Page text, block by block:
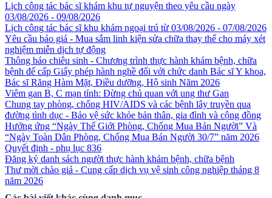
Lịch công tác bác sĩ khám khu tự nguyện theo yêu cầu ngày
03/08/2026 - 09/08/2026
Lịch công tác bác sĩ khu khám ngoại trú từ 03/08/2026 - 07/08/2026
Yêu cầu báo giá - Mua sắm linh kiện sửa chữa thay thế cho máy xét
nghiệm miễn dịch tự động
Thông báo chiêu sinh - Chương trình thực hành khám bệnh, chữa
bệnh để cấp Giấy phép hành nghề đối với chức danh Bác sĩ Y khoa,
Bác sĩ Răng Hàm Mặt, Điều dưỡng, Hộ sinh Năm 2026
Viêm gan B, C mạn tính: Đừng chủ quan với ung thư Gan
Chung tay phòng, chống HIV/AIDS và các bệnh lây truyền qua
đường tình dục - Bảo vệ sức khỏe bản thân, gia đình và cộng đồng
Hưởng ứng “Ngày Thế Giới Phòng, Chống Mua Bán Người” Và
“Ngày Toàn Dân Phòng, Chống Mua Bán Người 30/7” năm 2026
Quyết định - phụ lục 836
Đăng ký danh sách người thực hành khảm bệnh, chữa bệnh
Thư mời chào giá - Cung cấp dịch vụ vệ sinh công nghiệp tháng 8
năm 2026